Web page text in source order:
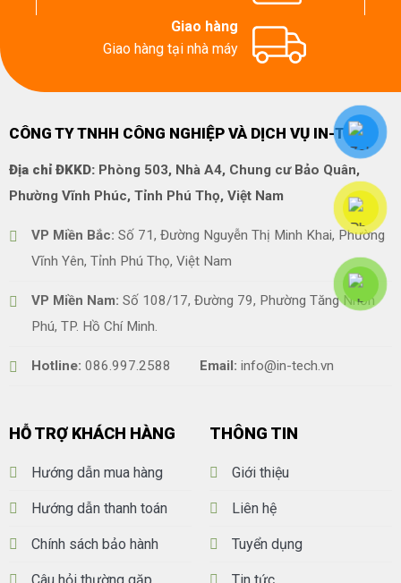
Giao hàng
Giao hàng tại nhà máy
CÔNG TY TNHH CÔNG NGHIỆP VÀ DỊCH VỤ IN-TECH
Địa chỉ ĐKKD:Phòng 503, Nhà A4, Chung cư Bảo Quân,
Phường Vĩnh Phúc, Tỉnh Phú Thọ, Việt Nam
VP Miền Bắc: Số 71, Đường Nguyễn Thị Minh Khai, Phường
Vĩnh Yên, Tỉnh Phú Thọ, Việt Nam
VP Miền Nam: Số 108/17, Đường 79, Phường Tăng Nhơn
Phú, TP. Hồ Chí Minh.
Hotline: 086.997.2588 Email: info@in-tech.vn
HỖ TRỢ KHÁCH HÀNG
Hướng dẫn mua hàng
Hướng dẫn thanh toán
Chính sách bảo hành
THÔNG TIN
Giới thiệu
Liên hệ
Tuyển dụng